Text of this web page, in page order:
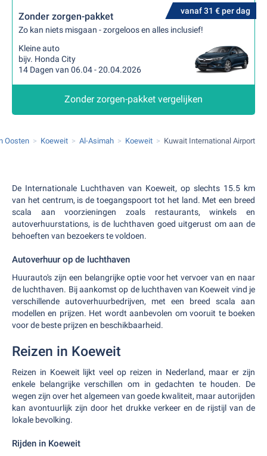
vanaf 31 € per dag
Zonder zorgen-pakket
Zo kan niets misgaan - zorgeloos en alles inclusief!
Kleine auto
bijv. Honda City
14 Dagen van 06.04 - 20.04.2026
Zonder zorgen-pakket vergelijken
Oosten Koeweit Al-Asimah Koeweit Kuwait International Airport
De Internationale Luchthaven van Koeweit, op slechts 15.5 km
van het centrum, is de toegangspoort tot het land. Met een breed
scala aan voorzieningen zoals restaurants, winkels en
autoverhuurstations, is de luchthaven goed uitgerust om aan de
behoeften van bezoekers te voldoen.
Autoverhuur op de luchthaven
Huurauto's zijn een belangrijke optie voor het vervoer van en naar
de luchthaven. Bij aankomst op de luchthaven van Koeweit vind je
verschillende autoverhuurbedrijven, met een breed scala aan
modellen en prijzen. Het wordt aanbevolen om vooruit te boeken
voor de beste prijzen en beschikbaarheid.
Reizen in Koeweit
Reizen in Koeweit lijkt veel op reizen in Nederland, maar er zijn
enkele belangrijke verschillen om in gedachten te houden. De
wegen zijn over het algemeen van goede kwaliteit, maar autorijden
kan avontuurlijk zijn door het drukke verkeer en de rijstijl van de
lokale bevolking.
Rijden in Koeweit